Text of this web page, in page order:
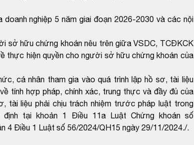
nghiệp 5 năm giai đoạn 2026-2030 và các nội
sở hữu chứng khoán nêu trên giữa VSDC, TCĐKCK
thực hiện quyền cho người sở hữu chứng khoán của
cá nhân tham gia vào quá trình lập hồ sơ, tài liệu
tính hợp pháp, chính xác, trung thực và đầy đủ của
tài liệu phải chịu trách nhiệm trước pháp luật trong
tại khoản 1 Điều 11a Luật Chứng khoán số
4 Điều 1 Luật số 56/2024/QH15 ngày 29/11/2024./.